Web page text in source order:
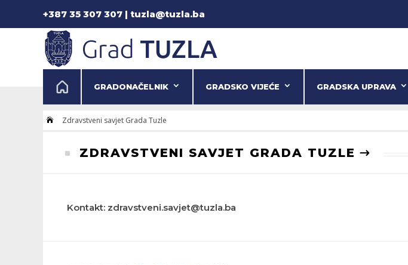
+387 35 307 307 | tuzla@tuzla.ba
GRADONAČELNIK GRADSKO VIJEĆE GRADSKA UPRAVA
 Zdravstveni savjet Grada Tuzle
^ ZDRAVSTVENI SAVJET GRADA TUZLE
Kontakt: zdravstveni.savjet@tuzla.ba